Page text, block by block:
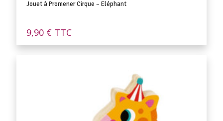
Jouet à Promener Cirque – Eléphant
9,90 € TTC